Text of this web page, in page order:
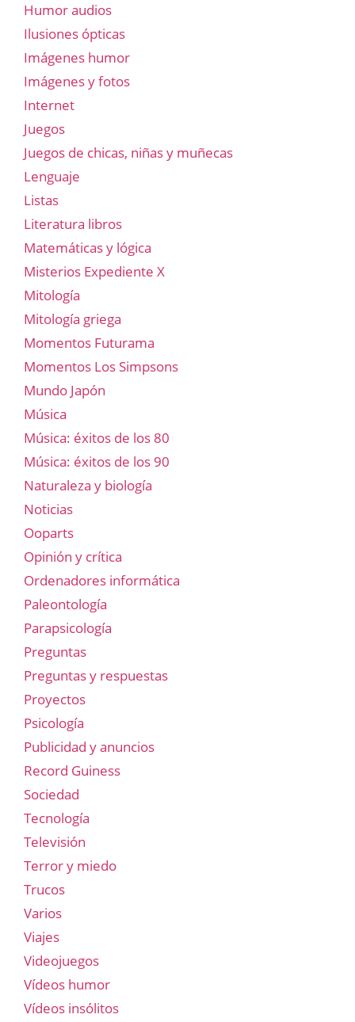
Humor audios
Ilusiones ópticas
Imágenes humor
Imágenes y fotos
Internet
Juegos
Juegos de chicas, niñas y muñecas
Lenguaje
Listas
Literatura libros
Matemáticas y lógica
Misterios Expediente X
Mitología
Mitología griega
Momentos Futurama
Momentos Los Simpsons
Mundo Japón
Música
Música: éxitos de los 80
Música: éxitos de los 90
Naturaleza y biología
Noticias
Ooparts
Opinión y crítica
Ordenadores informática
Paleontología
Parapsicología
Preguntas
Preguntas y respuestas
Proyectos
Psicología
Publicidad y anuncios
Record Guiness
Sociedad
Tecnología
Televisión
Terror y miedo
Trucos
Varios
Viajes
Videojuegos
Vídeos humor
Vídeos insólitos